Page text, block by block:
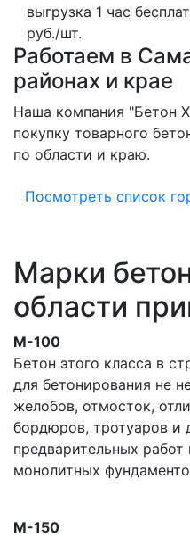
выгрузка 1 час
руб./шт.
Работаем в
районах и крае
Наша компания "Бетон
покупку товарного
по области и краю.
Посмотреть список
Марки
области
М-100
Бетон этого класса в
для бетонирования не
желобов, отмосток,
бордюров, тротуаров и
предварительных
монолитных
М-150